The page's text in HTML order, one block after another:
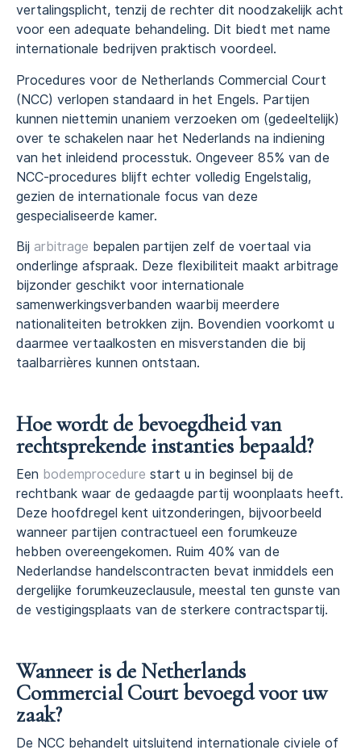
vertalingsplicht, tenzij de rechter dit noodzakelijk acht
voor een adequate behandeling. Dit biedt met name
internationale bedrijven praktisch voordeel.
Procedures voor de Netherlands Commercial Court
(NCC) verlopen standaard in het Engels. Partijen
kunnen niettemin unaniem verzoeken om (gedeeltelijk)
over te schakelen naar het Nederlands na indiening
van het inleidend processtuk. Ongeveer 85% van de
NCC-procedures blijft echter volledig Engelstalig,
gezien de internationale focus van deze
gespecialiseerde kamer.
Bij arbitrage bepalen partijen zelf de voertaal via
onderlinge afspraak. Deze flexibiliteit maakt arbitrage
bijzonder geschikt voor internationale
samenwerkingsverbanden waarbij meerdere
nationaliteiten betrokken zijn. Bovendien voorkomt u
daarmee vertaalkosten en misverstanden die bij
taalbarrières kunnen ontstaan.
Hoe wordt de bevoegdheid van
rechtsprekende instanties bepaald?
Een bodemprocedure start u in beginsel bij de
rechtbank waar de gedaagde partij woonplaats heeft.
Deze hoofdregel kent uitzonderingen, bijvoorbeeld
wanneer partijen contractueel een forumkeuze
hebben overeengekomen. Ruim 40% van de
Nederlandse handelscontracten bevat inmiddels een
dergelijke forumkeuzeclausule, meestal ten gunste van
de vestigingsplaats van de sterkere contractspartij.
Wanneer is de Netherlands
Commercial Court bevoegd voor uw
zaak?
De NCC behandelt uitsluitend internationale civiele of